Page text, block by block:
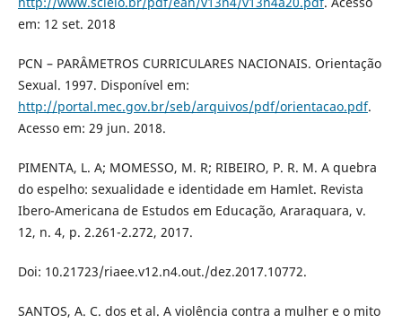
em: 12 set. 2018
PCN – PARÂMETROS CURRICULARES NACIONAIS. Orientação
Sexual. 1997. Disponível em:
http://portal.mec.gov.br/seb/arquivos/pdf/orientacao.pdf.
Acesso em: 29 jun. 2018.
PIMENTA, L. A; MOMESSO, M. R; RIBEIRO, P. R. M. A quebra
do espelho: sexualidade e identidade em Hamlet. Revista
Ibero-Americana de Estudos em Educação, Araraquara, v.
12, n. 4, p. 2.261-2.272, 2017.
Doi: 10.21723/riaee.v12.n4.out./dez.2017.10772.
SANTOS, A. C. dos et al. A violência contra a mulher e o mito